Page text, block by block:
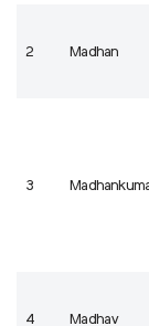
2 Madhan
3
4 Madhav